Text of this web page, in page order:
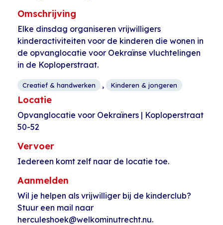
Omschrijving
Elke dinsdag organiseren vrijwilligers
kinderactiviteiten voor de kinderen die wonen in
de opvanglocatie voor Oekraïnse vluchtelingen
in de Koploperstraat.
Creatief & handwerken , Kinderen & jongeren
Locatie
Opvanglocatie voor Oekraïners | Koploperstraat
50-52
Vervoer
Iedereen komt zelf naar de locatie toe.
Aanmelden
Wil je helpen als vrijwilliger bij de kinderclub?
Stuur een mail naar
herculeshoek@welkominutrecht.nu.